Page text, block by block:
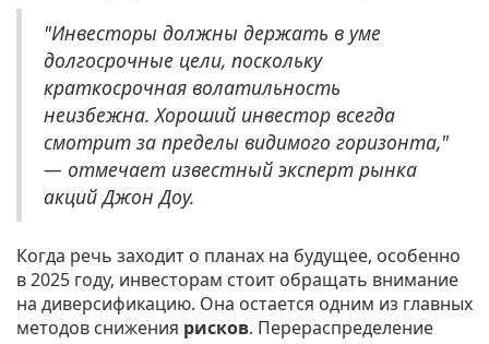
"Инвесторы должны держать в уме
долгосрочные цели, поскольку
краткосрочная волатильность
неизбежна. Хороший инвестор всегда
смотрит за пределы видимого горизонта,"
— отмечает известный эксперт рынка
акций Джон Доу.
Когда речь заходит о планах на будущее, особенно
в 2025 году, инвесторам стоит обращать внимание
на диверсификацию. Она остается одним из главных
методов снижения рисков. Перераспределение